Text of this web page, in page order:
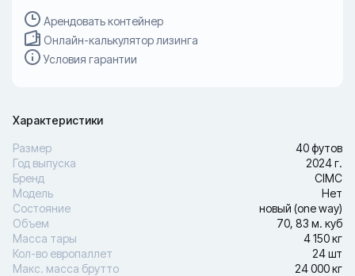
Арендовать контейнер
Онлайн-калькулятор лизинга
Условия гарантии
Характеристики
Размер
40 футов
Год выпуска
2024 г.
Бренд
CIMC
Модель
Нет
Состояние
новый (one way)
Объем
70, 83 м. куб
Масса тары
4 150 кг
Кол-во европаллет
24 шт
Макс. масса брутто
24 000 кг